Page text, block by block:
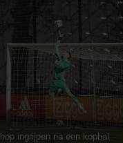
ingrijpen na een kopbal